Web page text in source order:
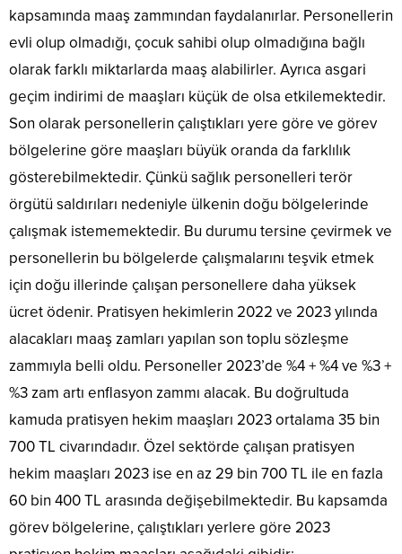
kapsamında maaş zammından faydalanırlar. Personellerin
evli olup olmadığı, çocuk sahibi olup olmadığına bağlı
olarak farklı miktarlarda maaş alabilirler. Ayrıca asgari
geçim indirimi de maaşları küçük de olsa etkilemektedir.
Son olarak personellerin çalıştıkları yere göre ve görev
bölgelerine göre maaşları büyük oranda da farklılık
gösterebilmektedir. Çünkü sağlık personelleri terör
örgütü saldırıları nedeniyle ülkenin doğu bölgelerinde
çalışmak istememektedir. Bu durumu tersine çevirmek ve
personellerin bu bölgelerde çalışmalarını teşvik etmek
için doğu illerinde çalışan personellere daha yüksek
ücret ödenir. Pratisyen hekimlerin 2022 ve 2023 yılında
alacakları maaş zamları yapılan son toplu sözleşme
zammıyla belli oldu. Personeller 2023’de %4 + %4 ve %3 +
%3 zam artı enflasyon zammı alacak. Bu doğrultuda
kamuda pratisyen hekim maaşları 2023 ortalama 35 bin
700 TL civarındadır. Özel sektörde çalışan pratisyen
hekim maaşları 2023 ise en az 29 bin 700 TL ile en fazla
60 bin 400 TL arasında değişebilmektedir. Bu kapsamda
görev bölgelerine, çalıştıkları yerlere göre 2023